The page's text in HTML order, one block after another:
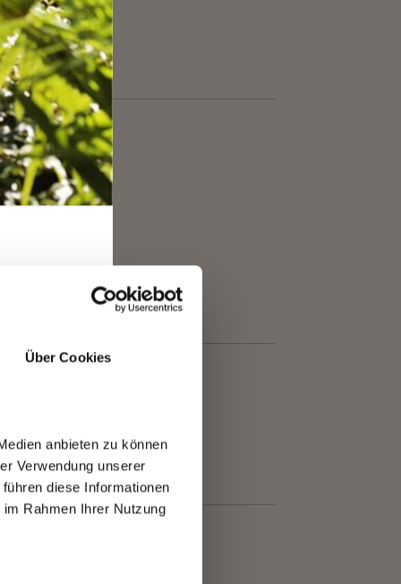
Über Cookies
anbieten zu können
Verwendung unserer
diese Informationen
Rahmen Ihrer Nutzung